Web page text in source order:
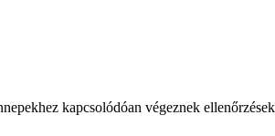
kapcsolódóan végeznek